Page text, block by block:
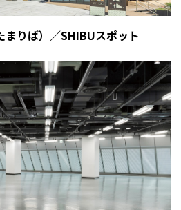
まりば）／SHIBUスポット